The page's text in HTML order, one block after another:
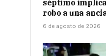
séptimo
robo a una
6 de agosto de 2026